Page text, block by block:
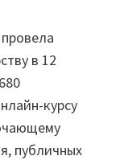
в 12
курсу
публичных